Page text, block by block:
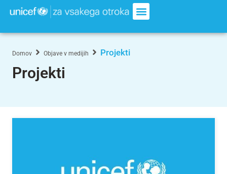
Domov Objave v medijih Projekti
Projekti